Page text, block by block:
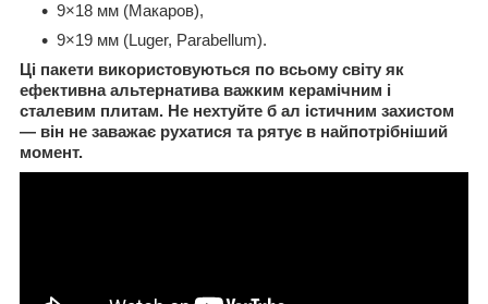
9×18 мм (Макаров),
9×19 мм (Luger, Parabellum).
Ці пакети використовуються по всьому світу як
ефективна альтернатива важким керамічним і
сталевим плитам. Не нехтуйте б ал істичним захистом
— він не заважає рухатися та рятує в найпотрібніший
момент.